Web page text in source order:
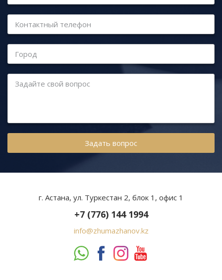
Контактный телефон
Город
Задайте свой вопрос
г. Астана, ул. Туркестан 2, блок 1, офис 1
+7 (776) 144 1994
info@zhumazhanov.kz